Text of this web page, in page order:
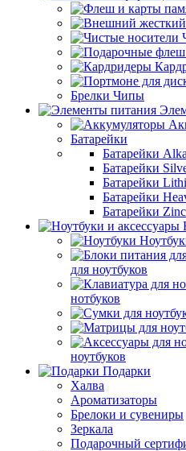
Брелки Чипы
Батарейки
Батарейки
Батарейки
Батарейки
Батарейки
Батарейки
для ноутбуков
нотбуков
ноутбуков
Подарки
Халва
Ароматизаторы
Брелоки и сувениры
Зеркала
Подарочный